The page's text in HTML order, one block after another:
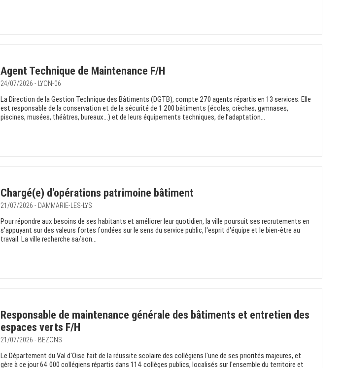
Agent Technique de Maintenance F/H
24/07/2026 - LYON-06
La Direction de la Gestion Technique des Bâtiments (DGTB), compte 270 agents répartis en 13 services. Elle
est responsable de la conservation et de la sécurité de 1 200 bâtiments (écoles, crèches, gymnases,
piscines, musées, théâtres, bureaux…) et de leurs équipements techniques, de l’adaptation...
Chargé(e) d'opérations patrimoine bâtiment
21/07/2026 - DAMMARIE-LES-LYS
Pour répondre aux besoins de ses habitants et améliorer leur quotidien, la ville poursuit ses recrutements en
s'appuyant sur des valeurs fortes fondées sur le sens du service public, l'esprit d'équipe et le bien-être au
travail. La ville recherche sa/son...
Responsable de maintenance générale des bâtiments et entretien des
espaces verts F/H
21/07/2026 - BEZONS
Le Département du Val d'Oise fait de la réussite scolaire des collégiens l'une de ses priorités majeures, et
gère à ce jour 64 000 collégiens répartis dans 114 collèges publics, localisés sur l'ensemble du territoire et